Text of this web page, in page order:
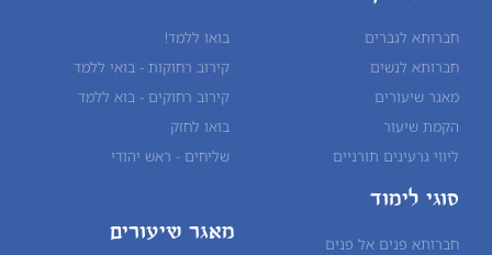
חברותא לגברים
חברותא לנשים
מאגר שיעורים
הקמת שיעור
ליווי גרעינים תורניים
בואו ללמד!
קירוב רחוקות - בואי ללמד
קירוב רחוקים - בוא ללמד
בואו לחזק
שליחים - ראש יהודי
סוגי לימוד
חברותא פנים אל פנים
מאגר שיעורים